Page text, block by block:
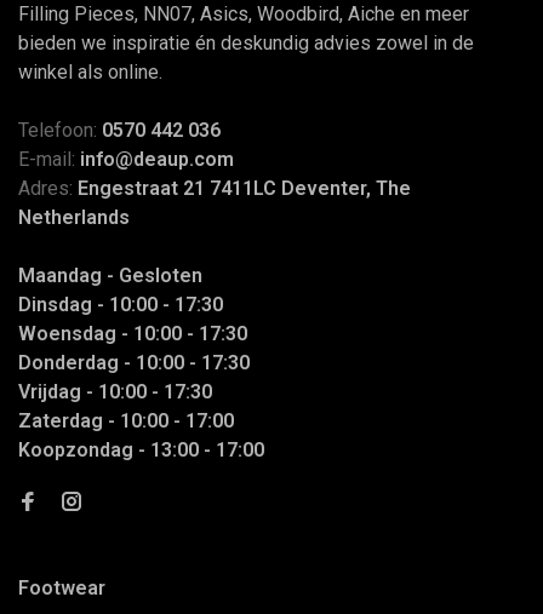
Filling Pieces, NN07, Asics, Woodbird, Aiche en meer
bieden we inspiratie én deskundig advies zowel in de
winkel als online.
Telefoon: 0570 442 036
E-mail: info@deaup.com
Adres: Engestraat 21 7411LC Deventer, The
Netherlands
Maandag - Gesloten
Dinsdag - 10:00 - 17:30
Woensdag - 10:00 - 17:30
Donderdag - 10:00 - 17:30
Vrijdag - 10:00 - 17:30
Zaterdag - 10:00 - 17:00
Koopzondag - 13:00 - 17:00
Footwear